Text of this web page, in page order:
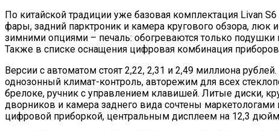
По китайской традиции уже базовая комплектация Livan
фары, задний парктроник и камера кругового обзора,
зимними опциями – печаль: обогреваются только
Также в списке оснащения цифровая комбинация
Версии с автоматом стоят 2,22, 2,31 и 2,49 миллиона
однозонный климат-контроль, авторежим для всех
брелоке, ручник с управлением клавишей. Литые диски,
дворников и камера заднего вида сочтены
цифровой приборкой, центральным дисплеем на 12,3